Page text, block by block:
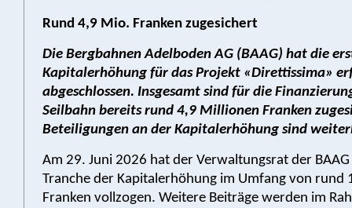
Rund 4,9 Mio. Franken zugesichert
Die Bergbahnen Adelboden AG (BAAG) hat die
Kapitalerhöhung für das Projekt «Direttissima»
abgeschlossen. Insgesamt sind für die
Seilbahn bereits rund 4,9 Millionen Franken
Beteiligungen an der Kapitalerhöhung sind
Am 29. Juni 2026 hat der Verwaltungsrat der
Tranche der Kapitalerhöhung im Umfang von rund
Franken vollzogen. Weitere Beiträge werden im